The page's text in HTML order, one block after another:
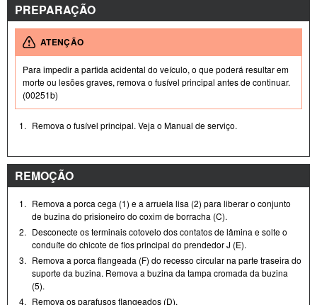
PREPARAÇÃO
ATENÇÃO
Para impedir a partida acidental do veículo, o que poderá resultar em
morte ou lesões graves, remova o fusível principal antes de continuar.
(00251b)
1. Remova o fusível principal. Veja o Manual de serviço.
REMOÇÃO
1. Remova a porca cega (1) e a arruela lisa (2) para liberar o conjunto
de buzina do prisioneiro do coxim de borracha (C).
2. Desconecte os terminais cotovelo dos contatos de lâmina e solte o
conduíte do chicote de fios principal do prendedor J (E).
3. Remova a porca flangeada (F) do recesso circular na parte traseira do
suporte da buzina. Remova a buzina da tampa cromada da buzina
(5).
4. Remova os parafusos flangeados (D).